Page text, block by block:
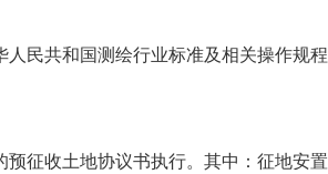
民共和国测绘行业标准及相关操作规
征收土地协议书执行。其中：征地安置